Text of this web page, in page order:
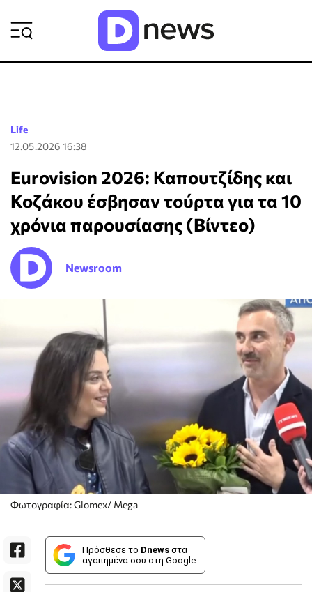
Life
12.05.2026 16:38
Eurovision 2026: Καπουτζίδης και
Κοζάκου έσβησαν τούρτα για τα 10
χρόνια παρουσίασης (Βίντεο)
Newsroom
Φωτογραφία: Glomex/ Mega
Πρόσθεσε το Dnews στα
αγαπημένα σου στη Google